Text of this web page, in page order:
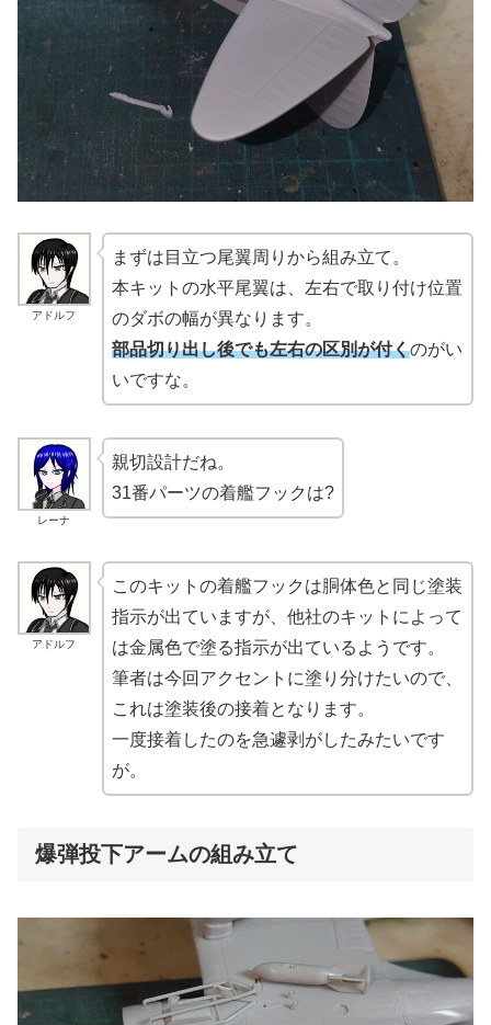
アドルフ
まずは目立つ尾翼周りから組み立て。
本キットの水平尾翼は、左右で取り付け位置
のダボの幅が異なります。
部品切り出し後でも左右の区別が付くのがい
いですな。
レーナ
親切設計だね。
31番パーツの着艦フックは?
アドルフ
このキットの着艦フックは胴体色と同じ塗装
指示が出ていますが、他社のキットによって
は金属色で塗る指示が出ているようです。
筆者は今回アクセントに塗り分けたいので、
これは塗装後の接着となります。
一度接着したのを急遽剥がしたみたいです
が。
爆弾投下アームの組み立て